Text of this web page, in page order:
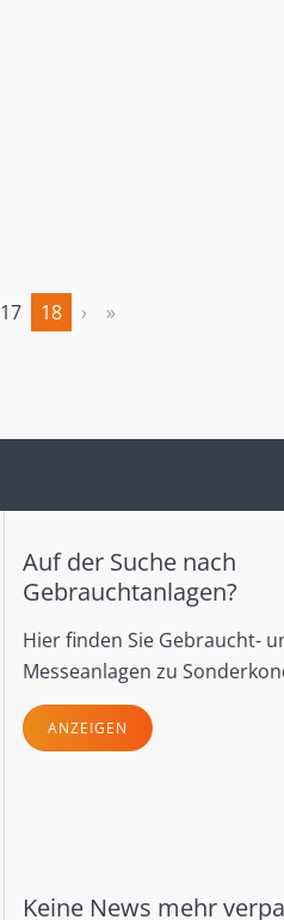
17
18
› »
Auf der Suche nach
Gebrauchtanlagen?
Hier finden Sie Gebraucht-
Messeanlagen zu
ANZEIGEN
Keine News mehr